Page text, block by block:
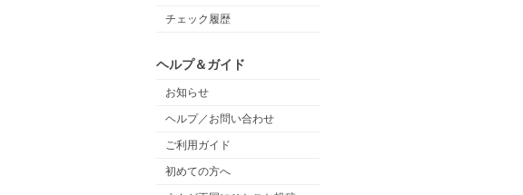
チェック履歴
ヘルプ＆ガイド
お知らせ
ヘルプ／お問い合わせ
ご利用ガイド
初めての方へ